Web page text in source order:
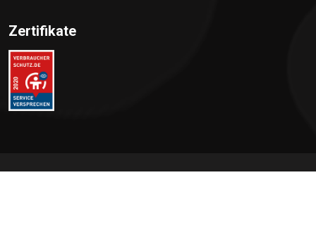
Zertifikate
©2026BonusRoyalCard PLUS, All rights reserved by Elite